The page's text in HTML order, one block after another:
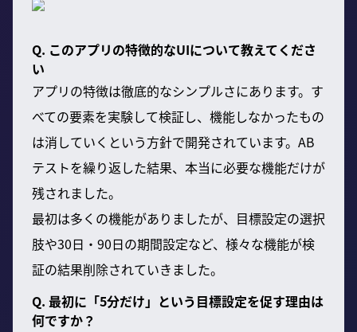
Q. このアプリの特徴的なUIについて教えてくださ
い
アプリの特徴は徹底的なシンプルさにあります。す
べての要素を実験して検証し、機能しなかったもの
は消していくという方針で開発されています。AB
テストを繰り返した結果、本当に必要な機能だけが
残されました。
最初は多くの機能がありましたが、目標設定の選択
肢や30日・90日の期間設定など、様々な機能が検
証の結果削除されていきました。
Q. 最初に「5分だけ」という目標設定を促す理由は
何ですか？